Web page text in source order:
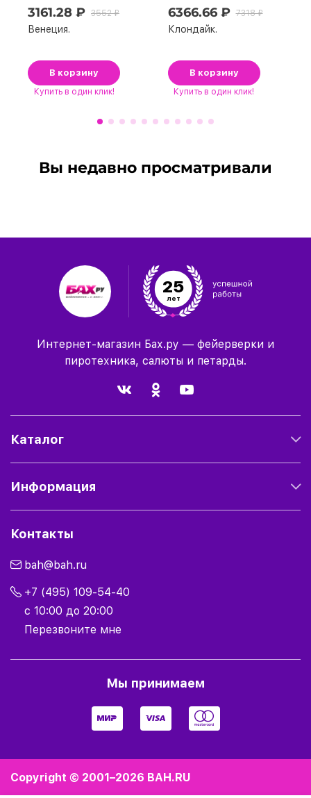
3161.28 ₽ 3552 ₽
Венеция.
В корзину
Купить в один клик!
6366.66 ₽ 7318 ₽
Клондайк.
В корзину
Купить в один клик!
Вы недавно просматривали
25
лет
Интернет-магазин Бах.ру — фейерверки и
пиротехника, салюты и петарды.
Каталог
Информация
Контакты
bah@bah.ru
+7 (495) 109-54-40
с 10:00 до 20:00
Перезвоните мне
Мы принимаем
Copyright © 2001–2026 BAH.RU